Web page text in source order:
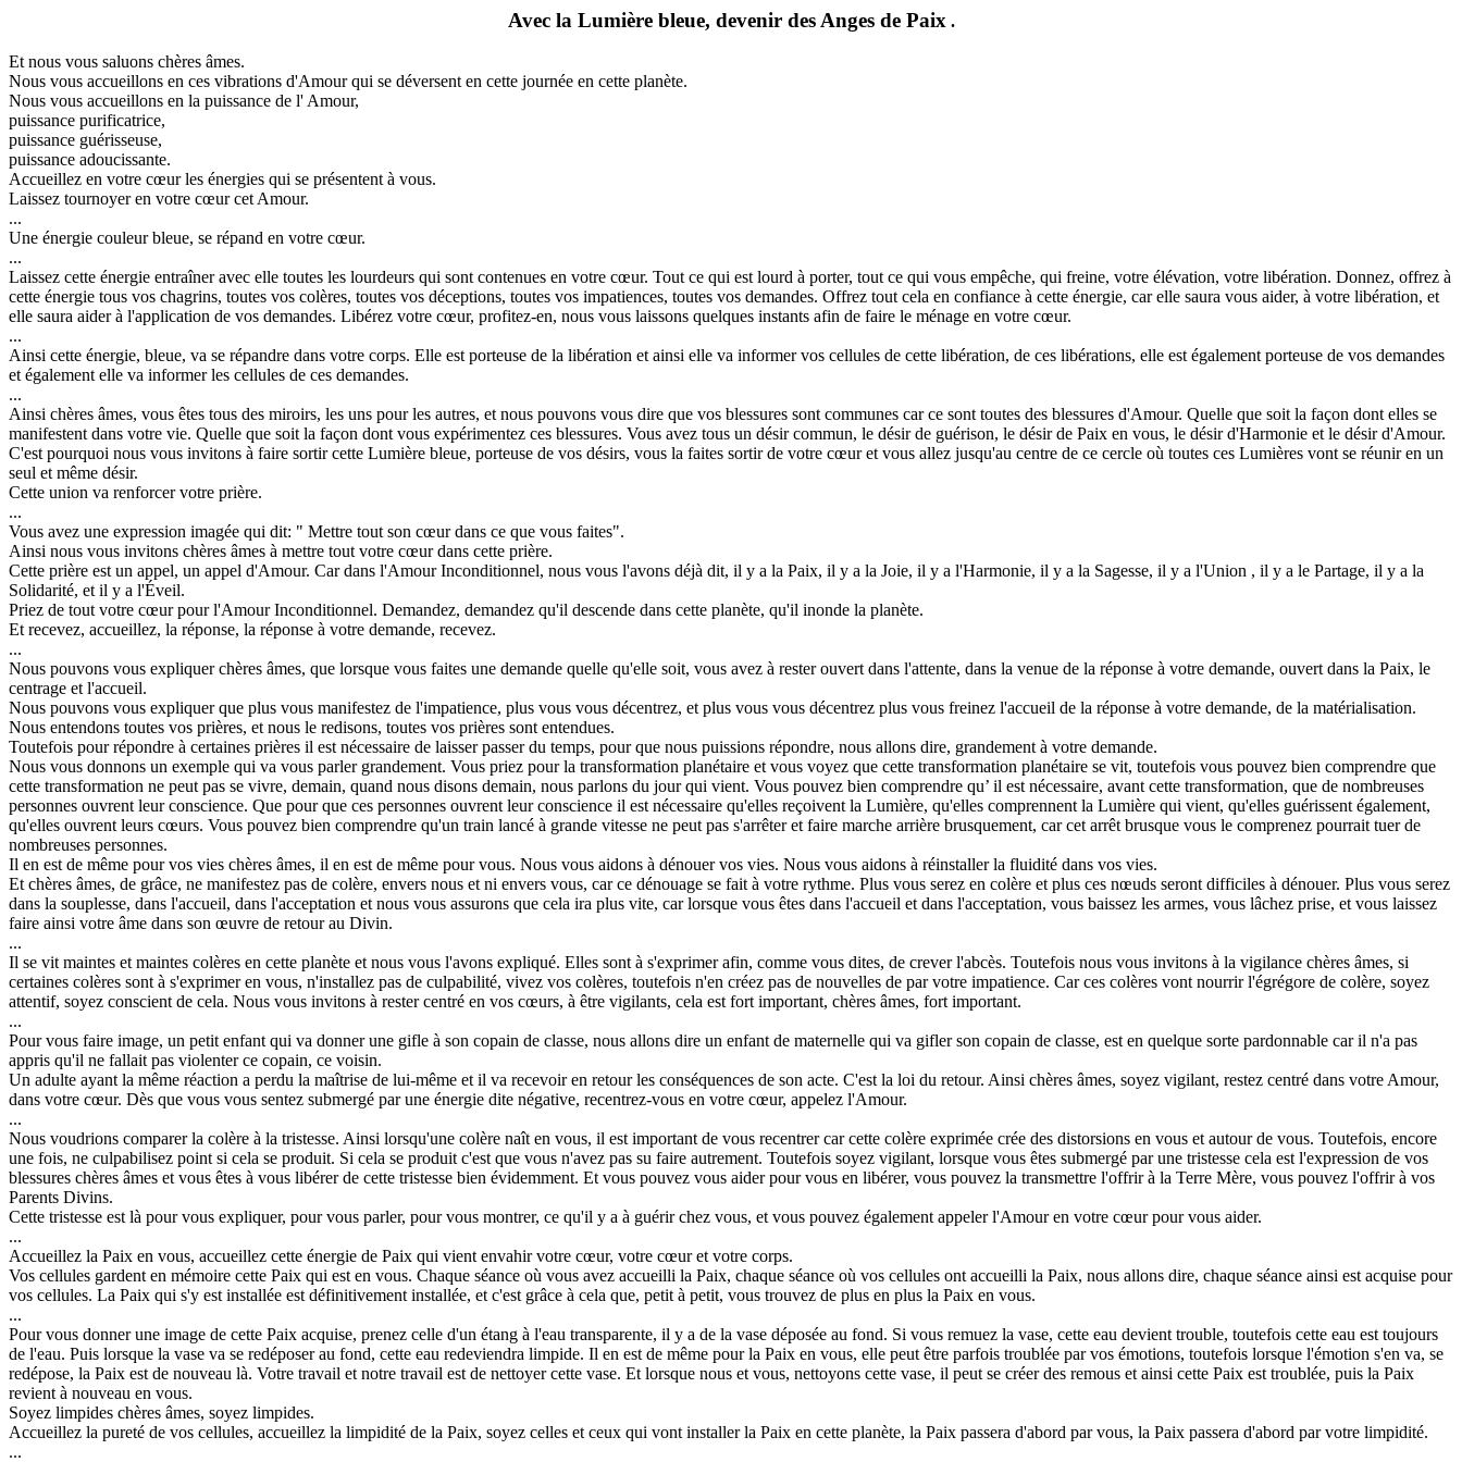
Avec la Lumière bleue, devenir des Anges de Paix .
Et nous vous saluons chères âmes.
Nous vous accueillons en ces vibrations d'Amour qui se déversent en cette journée en cette planète.
Nous vous accueillons en la puissance de l' Amour,
puissance purificatrice,
puissance guérisseuse,
puissance adoucissante.
Accueillez en votre cœur les énergies qui se présentent à vous.
Laissez tournoyer en votre cœur cet Amour.
...
Une énergie couleur bleue, se répand en votre cœur.
...
Laissez cette énergie entraîner avec elle toutes les lourdeurs qui sont contenues en votre cœur. Tout ce qui est lourd à porter, tout ce qui vous empêche, qui freine, votre élévation, votre libération. Donnez, offrez à
cette énergie tous vos chagrins, toutes vos colères, toutes vos déceptions, toutes vos impatiences, toutes vos demandes. Offrez tout cela en confiance à cette énergie, car elle saura vous aider, à votre libération, et
elle saura aider à l'application de vos demandes. Libérez votre cœur, profitez-en, nous vous laissons quelques instants afin de faire le ménage en votre cœur.
...
Ainsi cette énergie, bleue, va se répandre dans votre corps. Elle est porteuse de la libération et ainsi elle va informer vos cellules de cette libération, de ces libérations, elle est également porteuse de vos demandes
et également elle va informer les cellules de ces demandes.
...
Ainsi chères âmes, vous êtes tous des miroirs, les uns pour les autres, et nous pouvons vous dire que vos blessures sont communes car ce sont toutes des blessures d'Amour. Quelle que soit la façon dont elles se
manifestent dans votre vie. Quelle que soit la façon dont vous expérimentez ces blessures. Vous avez tous un désir commun, le désir de guérison, le désir de Paix en vous, le désir d'Harmonie et le désir d'Amour.
C'est pourquoi nous vous invitons à faire sortir cette Lumière bleue, porteuse de vos désirs, vous la faites sortir de votre cœur et vous allez jusqu'au centre de ce cercle où toutes ces Lumières vont se réunir en un
seul et même désir.
Cette union va renforcer votre prière.
...
Vous avez une expression imagée qui dit: " Mettre tout son cœur dans ce que vous faites".
Ainsi nous vous invitons chères âmes à mettre tout votre cœur dans cette prière.
Cette prière est un appel, un appel d'Amour. Car dans l'Amour Inconditionnel, nous vous l'avons déjà dit, il y a la Paix, il y a la Joie, il y a l'Harmonie, il y a la Sagesse, il y a l'Union , il y a le Partage, il y a la
Solidarité, et il y a l'Éveil.
Priez de tout votre cœur pour l'Amour Inconditionnel. Demandez, demandez qu'il descende dans cette planète, qu'il inonde la planète.
Et recevez, accueillez, la réponse, la réponse à votre demande, recevez.
...
Nous pouvons vous expliquer chères âmes, que lorsque vous faites une demande quelle qu'elle soit, vous avez à rester ouvert dans l'attente, dans la venue de la réponse à votre demande, ouvert dans la Paix, le
centrage et l'accueil.
Nous pouvons vous expliquer que plus vous manifestez de l'impatience, plus vous vous décentrez, et plus vous vous décentrez plus vous freinez l'accueil de la réponse à votre demande, de la matérialisation.
Nous entendons toutes vos prières, et nous le redisons, toutes vos prières sont entendues.
Toutefois pour répondre à certaines prières il est nécessaire de laisser passer du temps, pour que nous puissions répondre, nous allons dire, grandement à votre demande.
Nous vous donnons un exemple qui va vous parler grandement. Vous priez pour la transformation planétaire et vous voyez que cette transformation planétaire se vit, toutefois vous pouvez bien comprendre que
cette transformation ne peut pas se vivre, demain, quand nous disons demain, nous parlons du jour qui vient. Vous pouvez bien comprendre qu’ il est nécessaire, avant cette transformation, que de nombreuses
personnes ouvrent leur conscience. Que pour que ces personnes ouvrent leur conscience il est nécessaire qu'elles reçoivent la Lumière, qu'elles comprennent la Lumière qui vient, qu'elles guérissent également,
qu'elles ouvrent leurs cœurs. Vous pouvez bien comprendre qu'un train lancé à grande vitesse ne peut pas s'arrêter et faire marche arrière brusquement, car cet arrêt brusque vous le comprenez pourrait tuer de
nombreuses personnes.
Il en est de même pour vos vies chères âmes, il en est de même pour vous. Nous vous aidons à dénouer vos vies. Nous vous aidons à réinstaller la fluidité dans vos vies.
Et chères âmes, de grâce, ne manifestez pas de colère, envers nous et ni envers vous, car ce dénouage se fait à votre rythme. Plus vous serez en colère et plus ces nœuds seront difficiles à dénouer. Plus vous serez
dans la souplesse, dans l'accueil, dans l'acceptation et nous vous assurons que cela ira plus vite, car lorsque vous êtes dans l'accueil et dans l'acceptation, vous baissez les armes, vous lâchez prise, et vous laissez
faire ainsi votre âme dans son œuvre de retour au Divin.
...
Il se vit maintes et maintes colères en cette planète et nous vous l'avons expliqué. Elles sont à s'exprimer afin, comme vous dites, de crever l'abcès. Toutefois nous vous invitons à la vigilance chères âmes, si
certaines colères sont à s'exprimer en vous, n'installez pas de culpabilité, vivez vos colères, toutefois n'en créez pas de nouvelles de par votre impatience. Car ces colères vont nourrir l'égrégore de colère, soyez
attentif, soyez conscient de cela. Nous vous invitons à rester centré en vos cœurs, à être vigilants, cela est fort important, chères âmes, fort important.
...
Pour vous faire image, un petit enfant qui va donner une gifle à son copain de classe, nous allons dire un enfant de maternelle qui va gifler son copain de classe, est en quelque sorte pardonnable car il n'a pas
appris qu'il ne fallait pas violenter ce copain, ce voisin.
Un adulte ayant la même réaction a perdu la maîtrise de lui-même et il va recevoir en retour les conséquences de son acte. C'est la loi du retour. Ainsi chères âmes, soyez vigilant, restez centré dans votre Amour,
dans votre cœur. Dès que vous vous sentez submergé par une énergie dite négative, recentrez-vous en votre cœur, appelez l'Amour.
...
Nous voudrions comparer la colère à la tristesse. Ainsi lorsqu'une colère naît en vous, il est important de vous recentrer car cette colère exprimée crée des distorsions en vous et autour de vous. Toutefois, encore
une fois, ne culpabilisez point si cela se produit. Si cela se produit c'est que vous n'avez pas su faire autrement. Toutefois soyez vigilant, lorsque vous êtes submergé par une tristesse cela est l'expression de vos
blessures chères âmes et vous êtes à vous libérer de cette tristesse bien évidemment. Et vous pouvez vous aider pour vous en libérer, vous pouvez la transmettre l'offrir à la Terre Mère, vous pouvez l'offrir à vos
Parents Divins.
Cette tristesse est là pour vous expliquer, pour vous parler, pour vous montrer, ce qu'il y a à guérir chez vous, et vous pouvez également appeler l'Amour en votre cœur pour vous aider.
...
Accueillez la Paix en vous, accueillez cette énergie de Paix qui vient envahir votre cœur, votre cœur et votre corps.
Vos cellules gardent en mémoire cette Paix qui est en vous. Chaque séance où vous avez accueilli la Paix, chaque séance où vos cellules ont accueilli la Paix, nous allons dire, chaque séance ainsi est acquise pour
vos cellules. La Paix qui s'y est installée est définitivement installée, et c'est grâce à cela que, petit à petit, vous trouvez de plus en plus la Paix en vous.
...
Pour vous donner une image de cette Paix acquise, prenez celle d'un étang à l'eau transparente, il y a de la vase déposée au fond. Si vous remuez la vase, cette eau devient trouble, toutefois cette eau est toujours
de l'eau. Puis lorsque la vase va se redéposer au fond, cette eau redeviendra limpide. Il en est de même pour la Paix en vous, elle peut être parfois troublée par vos émotions, toutefois lorsque l'émotion s'en va, se
redépose, la Paix est de nouveau là. Votre travail et notre travail est de nettoyer cette vase. Et lorsque nous et vous, nettoyons cette vase, il peut se créer des remous et ainsi cette Paix est troublée, puis la Paix
revient à nouveau en vous.
Soyez limpides chères âmes, soyez limpides.
Accueillez la pureté de vos cellules, accueillez la limpidité de la Paix, soyez celles et ceux qui vont installer la Paix en cette planète, la Paix passera d'abord par vous, la Paix passera d'abord par votre limpidité.
...